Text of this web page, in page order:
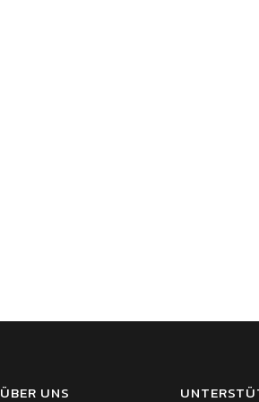
ÜBER UNS